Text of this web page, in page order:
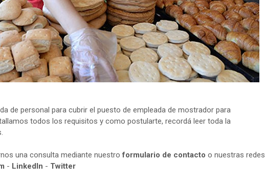
de personal para cubrir el puesto de empleada de mostrador para
todos los requisitos y como postularte, recordá leer toda la
una consulta mediante nuestroformulario de contacto o nuestras redes
- LinkedIn - Twitter